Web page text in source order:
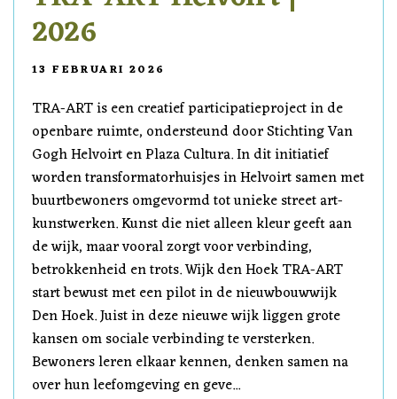
2026
13 FEBRUARI 2026
TRA-ART is een creatief participatieproject in de
openbare ruimte, ondersteund door Stichting Van
Gogh Helvoirt en Plaza Cultura. In dit initiatief
worden transformatorhuisjes in Helvoirt samen met
buurtbewoners omgevormd tot unieke street art-
kunstwerken. Kunst die niet alleen kleur geeft aan
de wijk, maar vooral zorgt voor verbinding,
betrokkenheid en trots. Wijk den Hoek TRA-ART
start bewust met een pilot in de nieuwbouwwijk
Den Hoek. Juist in deze nieuwe wijk liggen grote
kansen om sociale verbinding te versterken.
Bewoners leren elkaar kennen, denken samen na
over hun leefomgeving en geve...